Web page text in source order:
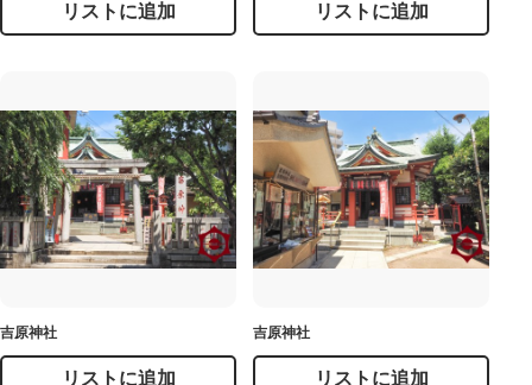
リストに追加 リストに追加
吉原神社
リストに追加
吉原神社
リストに追加